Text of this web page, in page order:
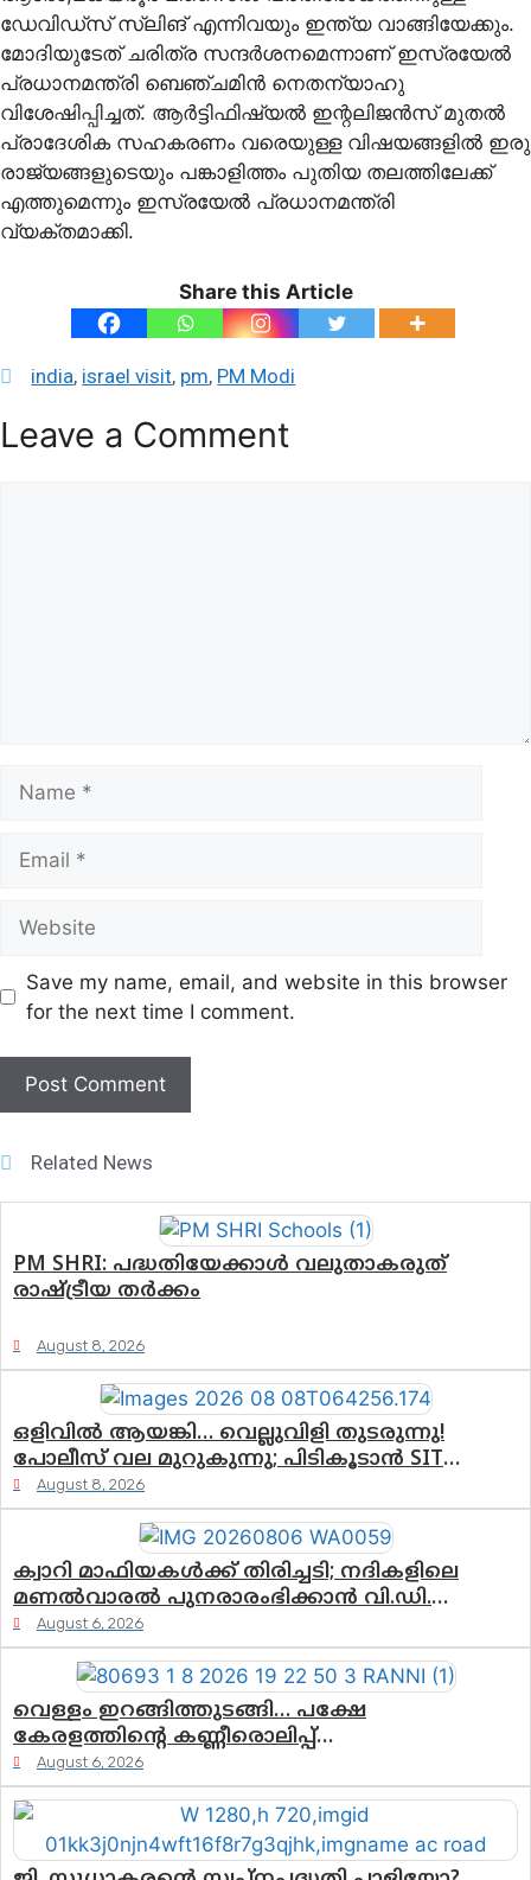
ഡേവിഡ്‌സ് സ്ലിങ് എന്നിവയും ഇന്ത്യ വാങ്ങിയേക്കും.
മോദിയുടേത് ചരിത്ര സന്ദർശനമെന്നാണ് ഇസ്രയേൽ
പ്രധാനമന്ത്രി ബെഞ്ചമിൻ നെതന്യാഹു
വിശേഷിപ്പിച്ചത്. ആർട്ടിഫിഷ്യൽ ഇന്റലിജൻസ് മുതൽ
പ്രാദേശിക സഹകരണം വരെയുള്ള വിഷയങ്ങളിൽ ഇരു
രാജ്യങ്ങളുടെയും പങ്കാളിത്തം പുതിയ തലത്തിലേക്ക്
എത്തുമെന്നും ഇസ്രയേൽ പ്രധാനമന്ത്രി
വ്യക്തമാക്കി.
Share this Article
india, israel visit, pm, PM Modi
Leave a Comment
Save my name, email, and website in this browser
for the next time I comment.
Related News
PM SHRI: പദ്ധതിയേക്കാൾ വലുതാകരുത്
രാഷ്ട്രീയ തർക്കം
August 8, 2026
ഒളിവിൽ ആയങ്കി… വെല്ലുവിളി തുടരുന്നു!
പോലീസ് വല മുറുകുന്നു; പിടികൂടാൻ SIT
രംഗത്ത്. ഇനി ചോദ്യം ആയങ്കി എവിടെ എന്നത്
മാത്രം അല്ല—ആയങ്കി കസ്റ്റഡിയിലായാൽ
പുറത്തുവരുക എന്തൊക്കെ വിവരങ്ങൾ?”
August 8, 2026
ക്വാറി മാഫിയകൾക്ക് തിരിച്ചടി; നദികളിലെ
മണൽവാരൽ പുനരാരംഭിക്കാൻ വി.ഡി.
സർക്കാർ തീരുമാനം
August 6, 2026
വെള്ളം ഇറങ്ങിത്തുടങ്ങി… പക്ഷേ
കേരളത്തിന്റെ കണ്ണീരൊലിപ്പ്
എന്നവസാനിക്കും?
August 6, 2026